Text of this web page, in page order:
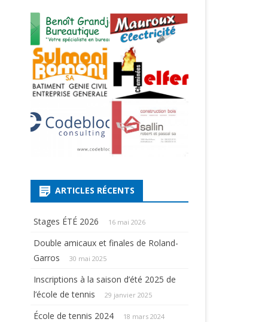
ARTICLES RÉCENTS
Stages ÉTÉ 2026 16 mai 2026
Double amicaux et finales de Roland-
Garros
30 mai 2025
Inscriptions à la saison d’été 2025 de
l’école de tennis
29 janvier 2025
École de tennis 2024 18 mars 2024